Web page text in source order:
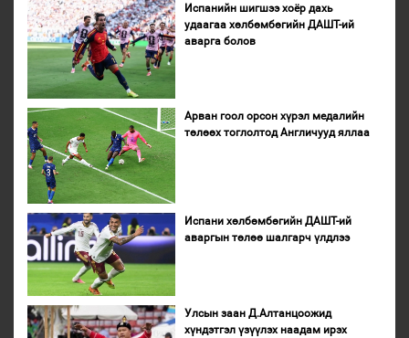
Испанийн шигшээ хоёр дахь
удаагаа хөлбөмбөгийн ДАШТ-ий
аварга болов
Арван гоол орсон хүрэл медалийн
төлөөх тоглолтод Англичууд яллаа
Испани хөлбөмбөгийн ДАШТ-ий
аваргын төлөө шалгарч үлдлээ
Улсын заан Д.Алтанцоожид
хүндэтгэл үзүүлэх наадам ирэх